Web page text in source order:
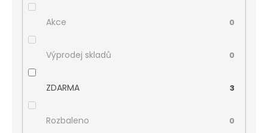
Akce 0
Výprodej skladů 0
ZDARMA 3
Rozbaleno 0